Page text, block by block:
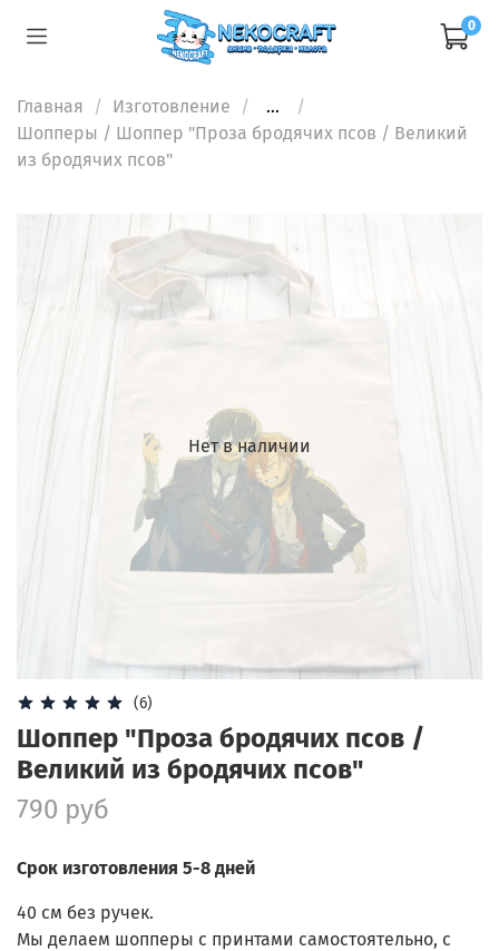
0
Главная Изготовление
...
Шопперы / Шоппер "Проза бродячих псов / Великий
из бродячих псов"
Нет в наличии
(6)
Шоппер "Проза бродячих псов /
Великий из бродячих псов"
790 руб
Срок изготовления 5-8 дней
40 см без ручек.
Мы делаем шопперы с принтами самостоятельно, с